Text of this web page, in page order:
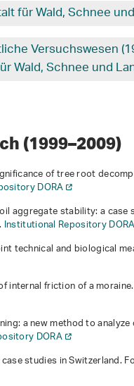
für Wald, Schnee
Versuchswesen
Wald, Schnee und
(1999–2009)
of tree root
DORA
aggregate stability: a
Institutional Repository DORA
technical and biological
internal friction of a
a new method to
DORA
studies in Switzerland.